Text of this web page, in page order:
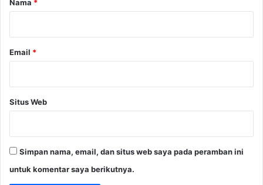
e
n
p
e
Nama *
Email *
Situs Web
Simpan nama, email, dan situs web saya pada peramban ini
untuk komentar saya berikutnya.